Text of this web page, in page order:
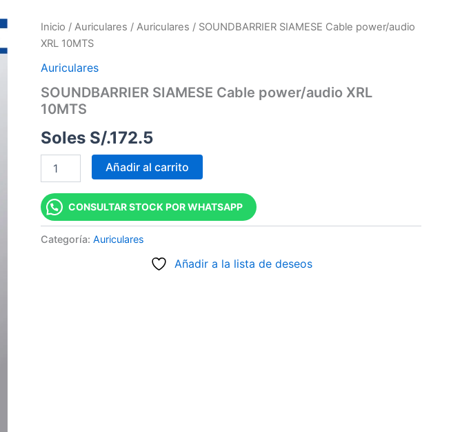
Inicio / Auriculares / Auriculares / SOUNDBARRIER SIAMESE Cable power/audio
XRL 10MTS
Auriculares
SOUNDBARRIER SIAMESE Cable power/audio XRL
10MTS
Soles S/.172.5
SOUNDBARRIER
SIAMESE
power/audio
10MTS
cantidad
Añadir al carrito
CONSULTAR STOCK POR WHATSAPP
Categoría: Auriculares
Añadir a la lista de deseos